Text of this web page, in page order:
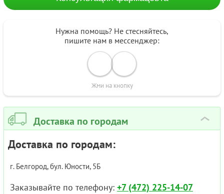
Нужна помощь? Не стесняйтесь,
пишите нам в мессенджер:
Жми на кнопку
Доставка по городам ›
Доставка по городам:
г. Белгород, бул. Юности, 5Б
Заказывайте по телефону: +7 (472) 225-14-07